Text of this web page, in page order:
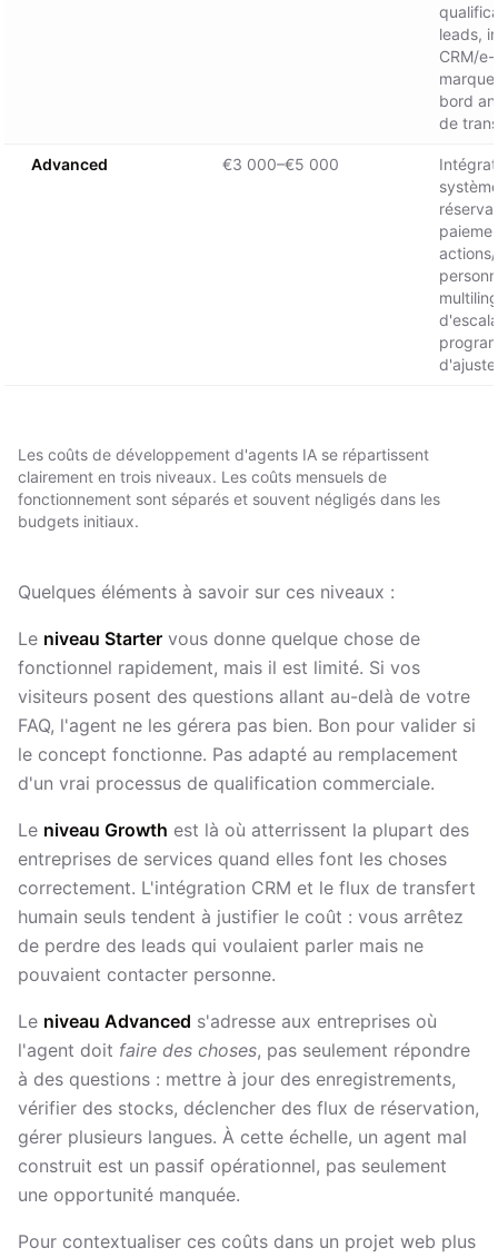
leads,
CRM/
bord
de
Advanced €3 000–€5 000
Les coûts de développement d'agents IA se répartissent
clairement en trois niveaux. Les coûts mensuels de
fonctionnement sont séparés et souvent négligés dans les
budgets initiaux.
Quelques éléments à savoir sur ces niveaux :
Le niveau Starter vous donne quelque chose de
fonctionnel rapidement, mais il est limité. Si vos
visiteurs posent des questions allant au-delà de votre
FAQ, l'agent ne les gérera pas bien. Bon pour valider si
le concept fonctionne. Pas adapté au remplacement
d'un vrai processus de qualification commerciale.
Le niveau Growth est là où atterrissent la plupart des
entreprises de services quand elles font les choses
correctement. L'intégration CRM et le flux de transfert
humain seuls tendent à justifier le coût : vous arrêtez
de perdre des leads qui voulaient parler mais ne
pouvaient contacter personne.
Le niveau Advanced s'adresse aux entreprises où
l'agent doit faire des choses, pas seulement répondre
à des questions : mettre à jour des enregistrements,
vérifier des stocks, déclencher des flux de réservation,
gérer plusieurs langues. À cette échelle, un agent mal
construit est un passif opérationnel, pas seulement
une opportunité manquée.
Pour contextualiser ces coûts dans un projet web plus